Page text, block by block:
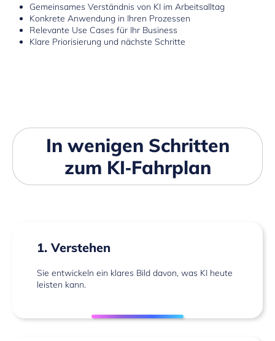
Gemeinsames Verständnis von KI im Arbeitsalltag
Konkrete Anwendung in Ihren Prozessen
Relevante Use Cases für Ihr Business
Klare Priorisierung und nächste Schritte
In wenigen Schritten
zum KI‑Fahrplan
1. Verstehen
Sie entwickeln ein klares Bild davon, was KI heute
leisten kann.